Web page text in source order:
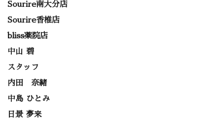
Sourire南大分店
Sourire香椎店
bliss薬院店
中山 碧
スタッフ
内田 奈緒
中島 ひとみ
日景 夢来